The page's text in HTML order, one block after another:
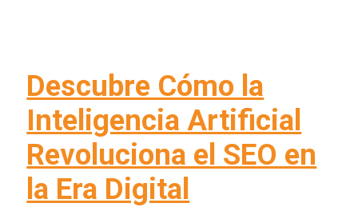
Descubre Cómo la
Inteligencia Artificial
Revoluciona el SEO en
la Era Digital